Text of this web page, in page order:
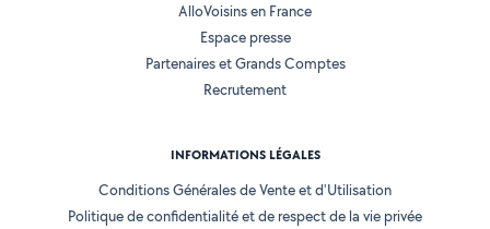
AlloVoisins en France
Espace presse
Partenaires et Grands Comptes
Recrutement
INFORMATIONS LÉGALES
Conditions Générales de Vente et d'Utilisation
Politique de confidentialité et de respect de la vie privée